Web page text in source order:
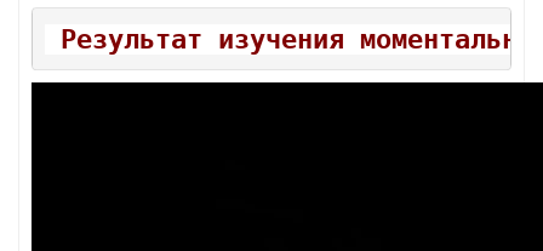
Результат изучения